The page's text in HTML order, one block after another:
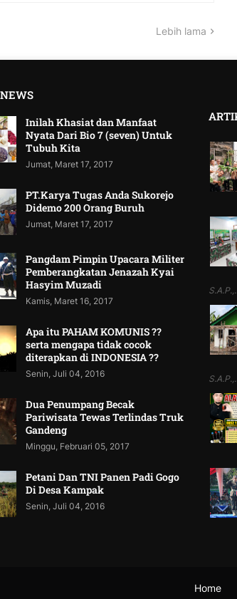
Lebih lama
Inilah Khasiat dan Manfaat
Nyata Dari Bio 7 (seven) Untuk
Tubuh Kita
Jumat, Maret 17, 2017
PT.Karya Tugas Anda Sukorejo
Didemo 200 Orang Buruh
Jumat, Maret 17, 2017
Pangdam Pimpin Upacara Militer
Pemberangkatan Jenazah Kyai
Hasyim Muzadi
Kamis, Maret 16, 2017
Apa itu PAHAM KOMUNIS ??
serta mengapa tidak cocok
diterapkan di INDONESIA ??
Senin, Juli 04, 2016
Dua Penumpang Becak
Pariwisata Tewas Terlindas Truk
Gandeng
Minggu, Februari 05, 2017
Petani Dan TNI Panen Padi Gogo
Di Desa Kampak
Senin, Juli 04, 2016
Home